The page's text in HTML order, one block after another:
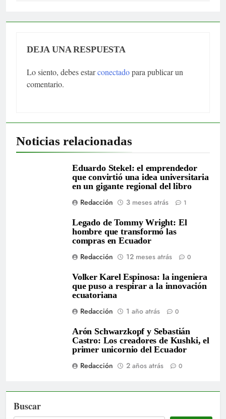
DEJA UNA RESPUESTA
Lo siento, debes estarconectadopara publicar un
comentario.
Noticias relacionadas
Eduardo Stekel: el emprendedor
que convirtió una idea universitaria
en un gigante regional del libro
Redacción
3 meses atrás 1
Legado de Tommy Wright: El
hombre que transformó las
compras en Ecuador
Redacción
12 meses atrás 0
Volker Karel Espinosa: la ingeniera
que puso a respirar a la innovación
ecuatoriana
Redacción
1 año atrás 0
Arón Schwarzkopf y Sebastián
Castro: Los creadores de Kushki, el
primer unicornio del Ecuador
Redacción
2 años atrás 0
Buscar